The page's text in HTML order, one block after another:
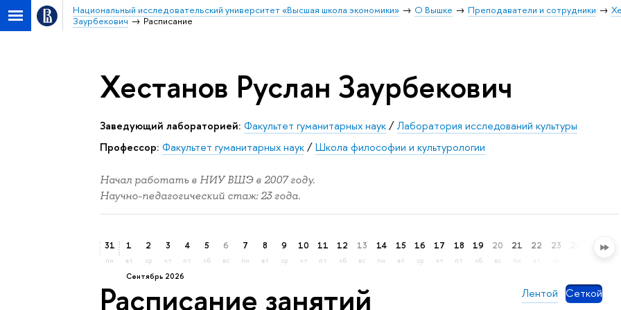
Национальный исследовательский университет «Высшая школа экономики» О Вышке Преподаватели и сотрудники
Заурбекович
Расписание
Хестанов Руслан Заурбекович
Заведующий лабораторией: Факультет гуманитарных наук/Лаборатория исследований культуры
Профессор: Факультет гуманитарных наук/Школа философии и культурологии
Начал работать в НИУ ВШЭ в 2007 году.
Научно-педагогический стаж: 23 года.
31
пн
сентябрь 2026
1
вт
2
ср
3
чт
4
пт
5
сб
6
вс
7
пн
8
вт
9
ср
10
чт
11
пт
12
сб
13
вс
14
пн
15
вт
16
ср
17
чт
18
пт
19
сб
20
вс
21
пн
22 23 26
Лентой Сеткой
Расписание занятий